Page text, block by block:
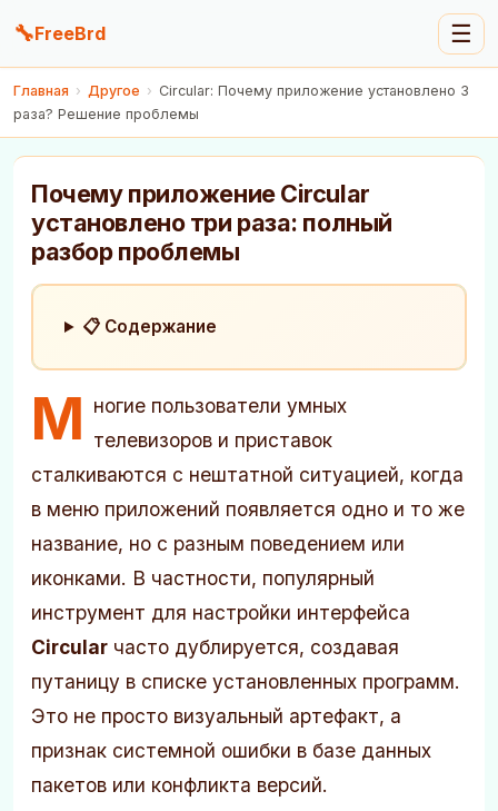
🔧FreeBrd ☰
Главная › Другое › Circular: Почему приложение установлено 3
раза? Решение проблемы
Почему приложение Circular
установлено три раза: полный
разбор проблемы
📋 Содержание
М ногие пользователи умных
телевизоров и приставок
сталкиваются с нештатной ситуацией, когда
в меню приложений появляется одно и то же
название, но с разным поведением или
иконками. В частности, популярный
инструмент для настройки интерфейса
Circular часто дублируется, создавая
путаницу в списке установленных программ.
Это не просто визуальный артефакт, а
признак системной ошибки в базе данных
пакетов или конфликта версий.